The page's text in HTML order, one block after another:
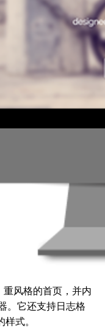
风格的首页，并内
。它还支持日志格
式。